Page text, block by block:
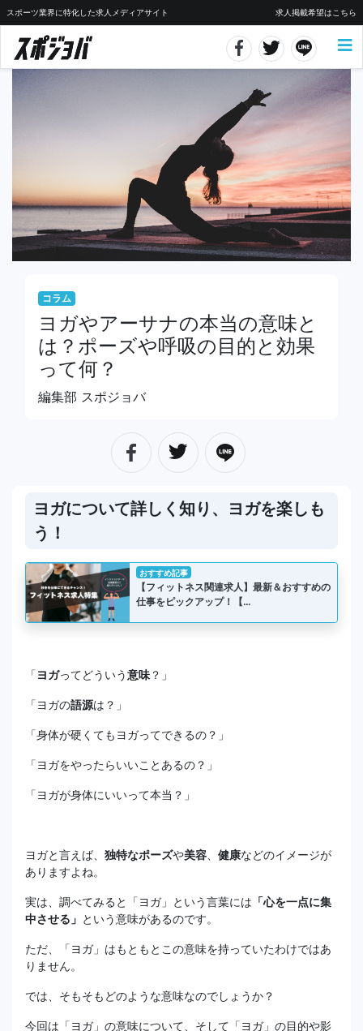
スポーツ業界に特化した求人メディアサイト 求人掲載希望はこちら
コラム
ヨガやアーサナの本当の意味と
は？ポーズや呼吸の目的と効果
って何？
編集部 スポジョバ
ヨガについて詳しく知り、ヨガを楽しも
う！
おすすめ記事
【フィットネス関連求人】最新＆おすすめの
仕事をピックアップ！【…
「ヨガってどういう意味 ？」
「ヨガの語源は？」
「身体が硬くてもヨガってできるの？」
「ヨガをやったらいいことあるの？」
「ヨガが身体にいいって本当？」
ヨガと言えば、 独特なポーズや美容 健康などのイメージが
ありますよね。
実は、調べてみると「ヨガ」という言葉には 「心を一点に集
中させる」 という意味があるのです。
ただ、「ヨガ」はもともとこの意味を持っていたわけではあ
りません。
では、そもそもどのような意味なのでしょうか？
今回は「ヨガ」の意味について、そして「ヨガ」の目的や影